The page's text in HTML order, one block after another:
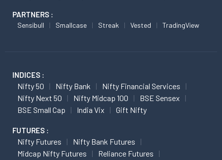
PARTNERS :
Sensibull Smallcase Streak Vested TradingView
INDICES :
Nifty 50 Nifty Bank
Nifty Financial Services
Nifty Next 50
Nifty Midcap 100
BSE Sensex
BSE Small Cap
India Vix Gift Nifty
FUTURES :
Nifty Futures
Nifty Bank Futures
Midcap Nifty Futures
Reliance Futures